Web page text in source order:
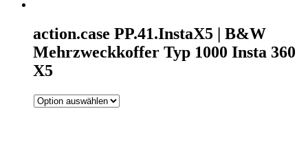
action.case PP.41.InstaX5 | B&W
Mehrzweckkoffer Typ 1000 Insta 360
X5